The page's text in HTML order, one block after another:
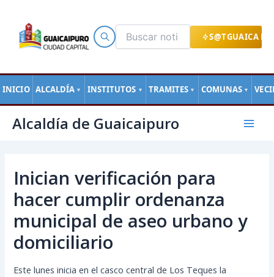
S@TGUAICA
INICIO ALCALDÍA ▼ INSTITUTOS ▼ TRAMITES ▼ COMUNAS ▼
contenido
Alcaldía de Guaicaipuro
Main
Inician verificación para
hacer cumplir ordenanza
municipal de aseo urbano y
domiciliario
Este lunes inicia en el casco central de Los Teques la
de